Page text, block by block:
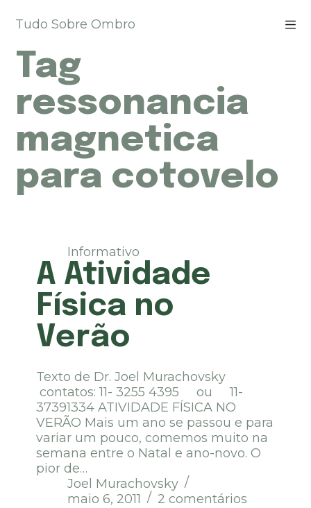
u
a
a
o
c
n
Tudo Sobre Ombro
Tag
ressonancia
magnetica
para cotovelo
Informativo
A Atividade
Física no
Verão
Texto de Dr. Joel Murachovsky
contatos: 11- 3255 4395 ou 11-
37391334 ATIVIDADE FÍSICA NO
VERÃO Mais um ano se passou e para
variar um pouco, comemos muito na
semana entre o Natal e ano-novo. O
pior de…
Joel Murachovsky
maio 6, 2011
2 comentários